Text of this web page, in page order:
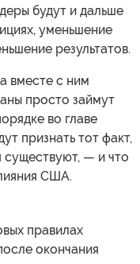
будут и дальше
уменьшение
результатов.
вместе с ним
просто займут
во главе
признать тот факт,
существуют, — и что
США.
правилах
окончания